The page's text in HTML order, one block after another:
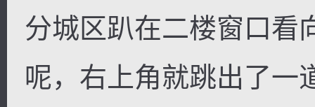
分城区趴在二楼窗口看
呢，右上角就跳出了一